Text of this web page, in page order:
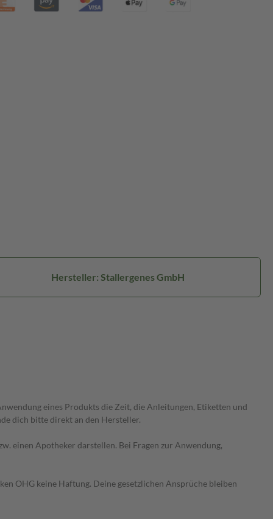
Hersteller: Stallergenes GmbH
eines Produkts die Zeit, die Anleitungen, Etiketten und
dich bitte direkt an den Hersteller.
einen Apotheker darstellen. Bei Fragen zur Anwendung,
OHG keine Haftung. Deine gesetzlichen Ansprüche bleiben